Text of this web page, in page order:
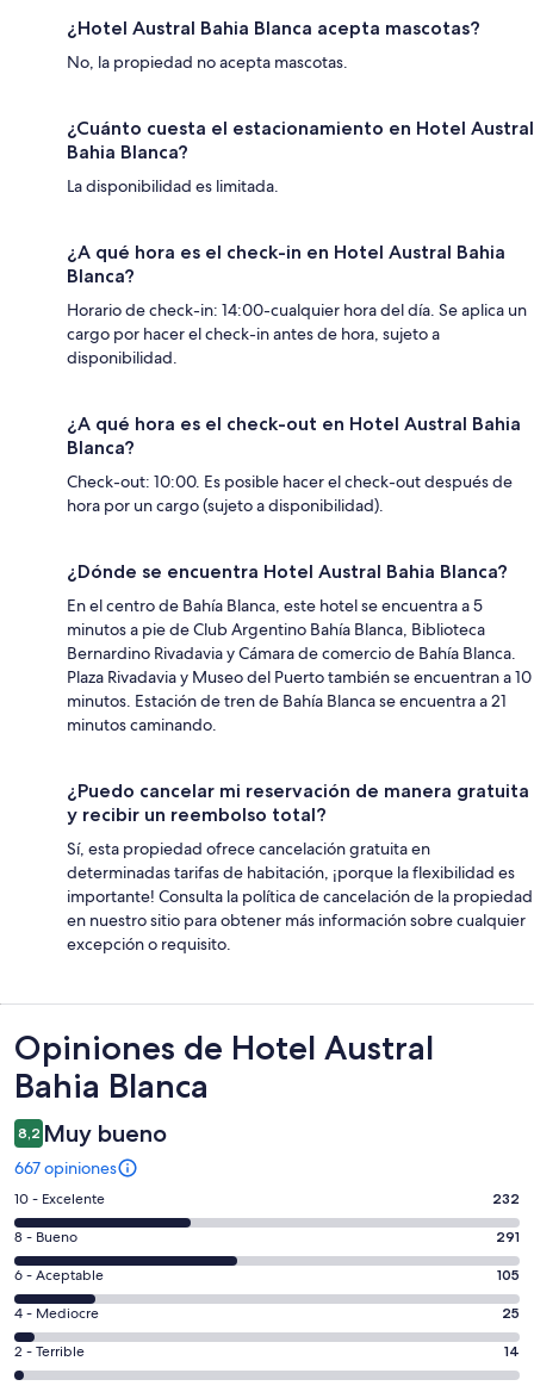
¿Hotel Austral Bahia Blanca acepta mascotas?
No, la propiedad no acepta mascotas.
¿Cuánto cuesta el estacionamiento en Hotel Austral
Bahia Blanca?
La disponibilidad es limitada.
¿A qué hora es el check-in en Hotel Austral Bahia
Blanca?
Horario de check-in: 14:00-cualquier hora del día. Se aplica un
cargo por hacer el check-in antes de hora, sujeto a
disponibilidad.
¿A qué hora es el check-out en Hotel Austral Bahia
Blanca?
Check-out: 10:00. Es posible hacer el check-out después de
hora por un cargo (sujeto a disponibilidad).
¿Dónde se encuentra Hotel Austral Bahia Blanca?
En el centro de Bahía Blanca, este hotel se encuentra a 5
minutos a pie de Club Argentino Bahía Blanca, Biblioteca
Bernardino Rivadavia y Cámara de comercio de Bahía Blanca.
Plaza Rivadavia y Museo del Puerto también se encuentran a 10
minutos. Estación de tren de Bahía Blanca se encuentra a 21
minutos caminando.
¿Puedo cancelar mi reservación de manera gratuita
y recibir un reembolso total?
Sí, esta propiedad ofrece cancelación gratuita en
determinadas tarifas de habitación, ¡porque la flexibilidad es
importante! Consulta la política de cancelación de la propiedad
en nuestro sitio para obtener más información sobre cualquier
excepción o requisito.
Opiniones
Opiniones de Hotel Austral
Bahia Blanca
8,2 Muy bueno
667 opiniones
Evaluación:
10
-
Excelente.
232
de
667
opiniones
10 - Excelente 232
Evaluación:
8
-
Bueno.
291
de
8 - Bueno 291
Evaluación:
6
-
Aceptable.
105
6 - Aceptable 105
Evaluación:
4
-
4 - Mediocre 25
Evaluación:
2
2 - Terrible 14